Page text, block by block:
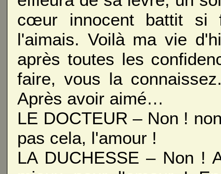
cœur innocent battit
l'aimais. Voilà ma vie
après toutes les
faire, vous la
Après avoir aimé…
LE DOCTEUR – Non !
pas cela, l'amour !
LA DUCHESSE – Non !